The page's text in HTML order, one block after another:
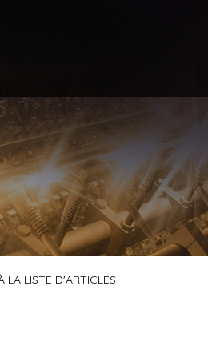
LA LISTE D'ARTICLES